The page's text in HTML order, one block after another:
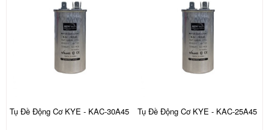
Tụ Đề Động Cơ KYE - KAC-30A45 Tụ Đề Động Cơ KYE - KAC-25A45